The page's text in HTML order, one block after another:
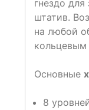
гнездо
штатив.
на любой
кольцевым
Основные
8